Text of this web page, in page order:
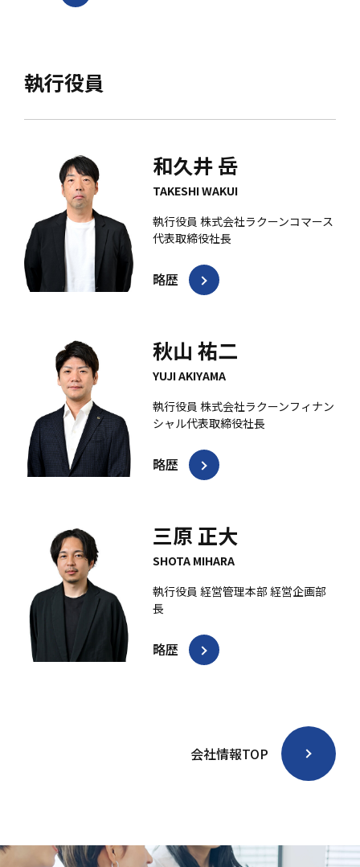
執行役員
和久井 岳
TAKESHI WAKUI
執行役員 株式会社ラクーンコマース
代表取締役社長
略歴
秋山 祐二
YUJI AKIYAMA
執行役員 株式会社ラクーンフィナン
シャル代表取締役社長
略歴
三原 正大
SHOTA MIHARA
執行役員 経営管理本部 経営企画部
長
略歴
会社情報TOP